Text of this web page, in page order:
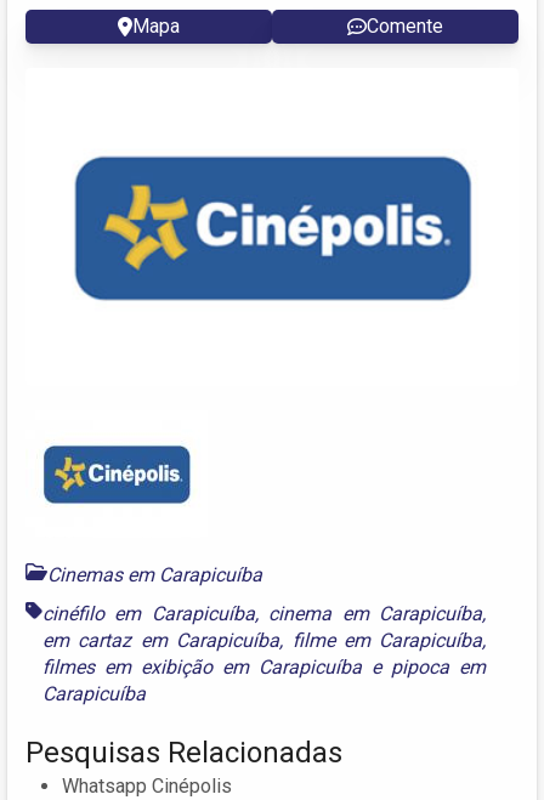
Mapa Comente
Cinemas em Carapicuíba
cinéfilo em Carapicuíba, cinema em Carapicuíba,
em cartaz em Carapicuíba, filme em Carapicuíba,
filmes em exibição em Carapicuíba e pipoca em
Carapicuíba
Pesquisas Relacionadas
Whatsapp Cinépolis